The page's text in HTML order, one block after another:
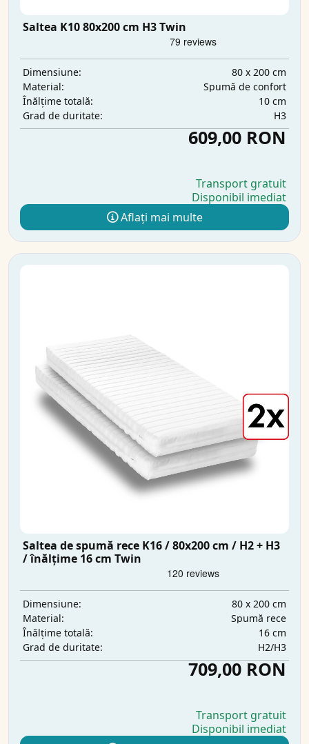
Saltea K10 80x200 cm H3 Twin
Dimensiune:
80 x 200 cm
Material:
Spumă de confort
Înălțime totală:
10 cm
Grad de duritate:
H3
609,00 RON
Transport gratuit
Disponibil imediat
Aflați mai multe
Saltea de spumă rece K16 / 80x200 cm / H2 + H3
/ înălțime 16 cm Twin
Dimensiune:
80 x 200 cm
Material:
Spumă rece
Înălțime totală:
16 cm
Grad de duritate:
H2/H3
709,00 RON
Transport gratuit
Disponibil imediat